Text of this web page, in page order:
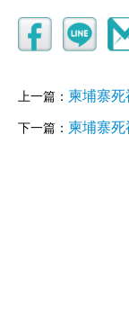
上一篇： 柬埔寨
下一篇： 柬埔寨